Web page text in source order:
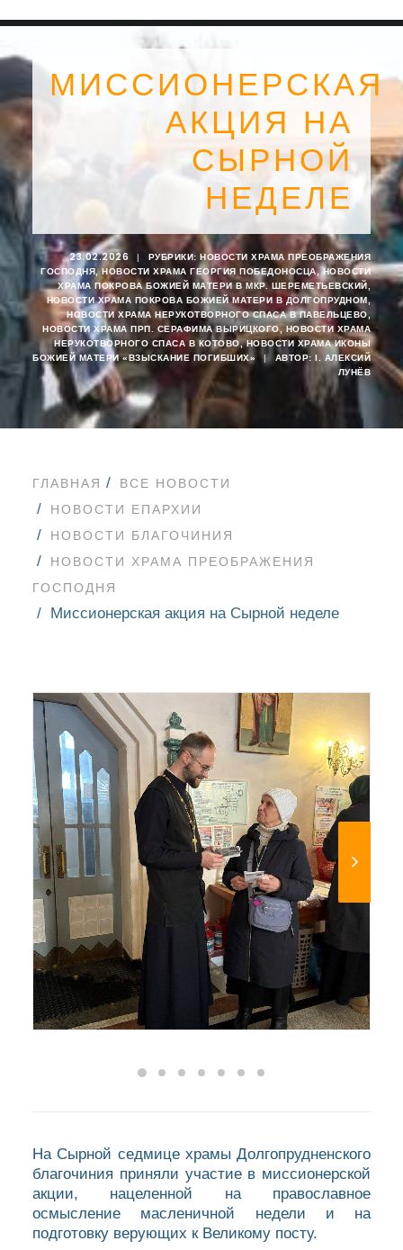
SEARCH
МИССИОНЕРСКАЯ
АКЦИЯ НА
СЫРНОЙ
НЕДЕЛЕ
23.02.2026 | РУБРИКИ: НОВОСТИ ХРАМА ПРЕОБРАЖЕНИЯ
ГОСПОДНЯ,НОВОСТИ ХРАМА ГЕОРГИЯ ПОБЕДОНОСЦА,НОВОСТИ
ХРАМА ПОКРОВА БОЖИЕЙ МАТЕРИ В МКР. ШЕРЕМЕТЬЕВСКИЙ,
НОВОСТИ ХРАМА ПОКРОВА БОЖИЕЙ МАТЕРИ В ДОЛГОПРУДНОМ,
НОВОСТИ ХРАМА НЕРУКОТВОРНОГО СПАСА В ПАВЕЛЬЦЕВО,
НОВОСТИ ХРАМА ПРП. СЕРАФИМА ВЫРИЦКОГО, НОВОСТИ ХРАМА
НЕРУКОТВОРНОГО СПАСА В КОТОВО,НОВОСТИ ХРАМА ИКОНЫ
БОЖИЕЙ МАТЕРИ «ВЗЫСКАНИЕ ПОГИБШИХ»
| АВТОР: I. АЛЕКСИЙ
ЛУНЁВ
ГЛАВНАЯ
ВСЕ НОВОСТИ
НОВОСТИ ЕПАРХИИ
НОВОСТИ БЛАГОЧИНИЯ
НОВОСТИ ХРАМА ПРЕОБРАЖЕНИЯ
ГОСПОДНЯ
Миссионерская акция на Сырной неделе
На Сырной седмице храмы Долгопрудненского
благочиния приняли участие в миссионерской
акции, нацеленной на православное
осмысление масленичной недели и на
подготовку верующих к Великому посту.